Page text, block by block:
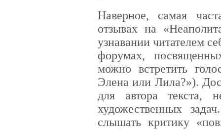
Наверное, самая
отзывах на
узнавании читателем
форумах,
можно встретить
Элена или Лила?»).
для автора текста,
художественных
слышать критику